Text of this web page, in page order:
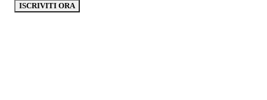
ISCRIVITI ORA